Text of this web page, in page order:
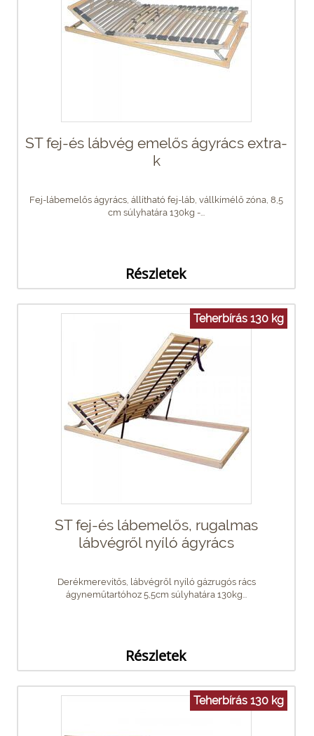
ST fej-és lábvég emelős ágyrács extra-
k
Fej-lábemelős ágyrács, állítható fej-láb, vállkímélő zóna, 8,5
cm súlyhatára 130kg -...
Részletek
Teherbírás 130 kg
ST fej-és lábemelős, rugalmas
lábvégről nyíló ágyrács
Derékmerevítős, lábvégről nyíló gázrugós rács
ágyneműtartóhoz 5,5cm súlyhatára 130kg...
Részletek
Teherbírás 130 kg